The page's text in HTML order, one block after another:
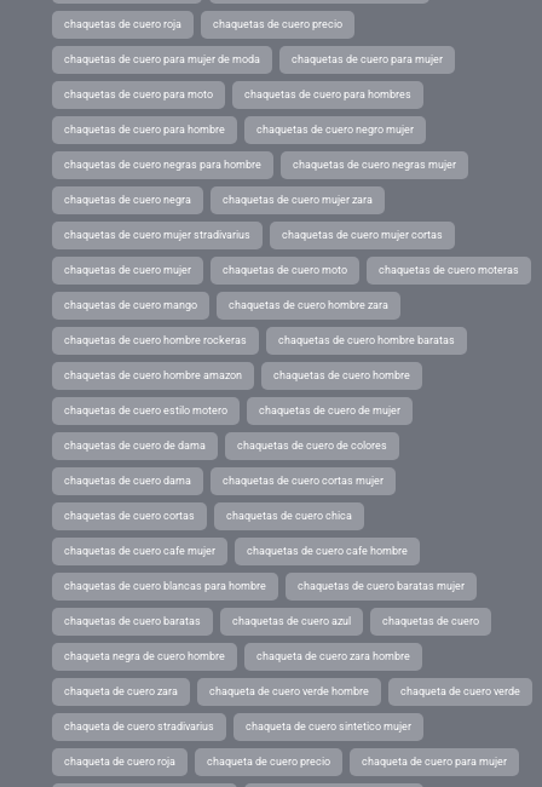
chaquetas de cuero roja chaquetas de cuero precio
chaquetas de cuero para mujer de moda chaquetas de cuero para mujer
chaquetas de cuero para moto chaquetas de cuero para hombres
chaquetas de cuero para hombre chaquetas de cuero negro mujer
chaquetas de cuero negras para hombre chaquetas de cuero negras mujer
chaquetas de cuero negra chaquetas de cuero mujer zara
chaquetas de cuero mujer stradivarius chaquetas de cuero mujer cortas
chaquetas de cuero mujer chaquetas de cuero moto chaquetas de cuero moteras
chaquetas de cuero mango chaquetas de cuero hombre zara
chaquetas de cuero hombre rockeras chaquetas de cuero hombre baratas
chaquetas de cuero hombre amazon chaquetas de cuero hombre
chaquetas de cuero estilo motero chaquetas de cuero de mujer
chaquetas de cuero de dama chaquetas de cuero de colores
chaquetas de cuero dama chaquetas de cuero cortas mujer
chaquetas de cuero cortas chaquetas de cuero chica
chaquetas de cuero cafe mujer chaquetas de cuero cafe hombre
chaquetas de cuero blancas para hombre chaquetas de cuero baratas mujer
chaquetas de cuero baratas chaquetas de cuero azul chaquetas de cuero
chaqueta negra de cuero hombre chaqueta de cuero zara hombre
chaqueta de cuero zara chaqueta de cuero verde hombre chaqueta de cuero verde
chaqueta de cuero stradivarius chaqueta de cuero sintetico mujer
chaqueta de cuero roja chaqueta de cuero precio chaqueta de cuero para mujer